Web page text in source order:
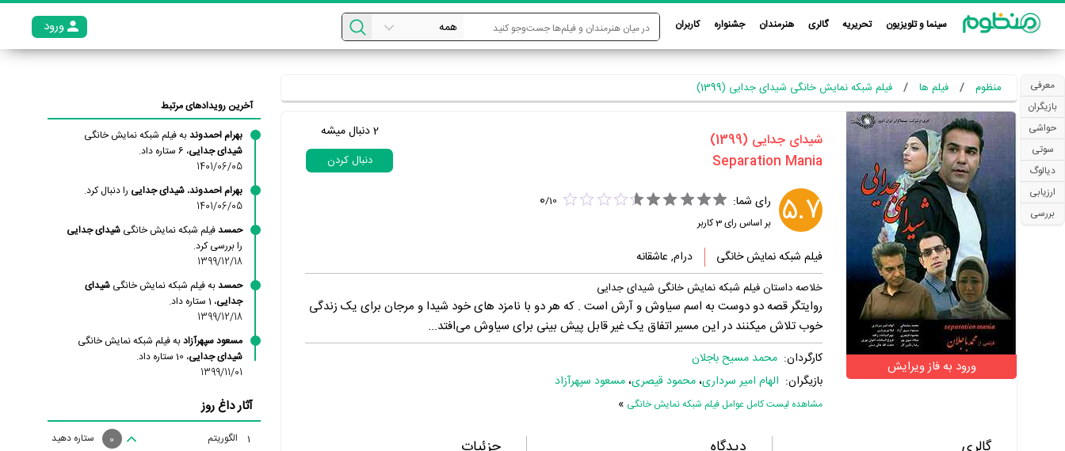
سینما و تلویزیون تحریریه گالری هنرمندان جشنواره کاربران ورود
معرفی
بازیگران
حواشی
سوتی
دیالوگ
ارزیابی
بررسی
منظوم فیلم ها فیلم شبکه نمایش خانگی شیدای جدایی (1399)
ورود به فاز ویرایش
‏شیدای جدایی‏ (1399)
2دنبال میشه
دنبال کردن
5.7 رای شما: 0/10
بر اساس رای3کاربر
فیلم شبکه نمایش خانگی درام, عاشقانه
خلاصه داستان فیلم شبکه نمایش خانگی شیدای جدایی
روایتگر قصه دو دوست به اسم سیاوش و آرش است . که هر دو با نامزد های خود شیدا و مرجان برای یک زندگی
خوب تلاش میکنند در این مسیر اتفاق یک غیر قابل پیش بینی برای سیاوش می‌افتد...
کارگردان: محمد مسیح باجلان
بازیگران: الهام امیر سرداری،محمود قیصری،مسعود سپهرآزاد
مشاهده لیست کامل عوامل فیلم شبکه نمایش خانگی »
آخرین رویدادهای مرتبط
بهرام احمدوندبه فیلم شبکه نمایش خانگی
شیدای جدایی، 6 ستاره داد.
1401/06/05
بهرام احمدوند، شیدای جدایی را دنبال کرد.
1401/06/05
حمسدفیلم شبکه نمایش خانگی شیدای جدایی
را بررسی کرد.
1399/12/18
حمسدبه فیلم شبکه نمایش خانگی شیدای
جدایی، 1 ستاره داد.
1399/12/18
مسعود سپهرآزادبه فیلم شبکه نمایش خانگی
شیدای جدایی، 10 ستاره داد.
1399/11/01
آثار داغ روز
1 الگوریتم ستاره دهید 0